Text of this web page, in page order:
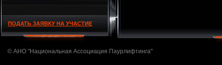
ПОДАТЬ ЗАЯВКУ НА УЧАСТИЕ
© АНО "Национальная Ассоциация Паурлифтинга"